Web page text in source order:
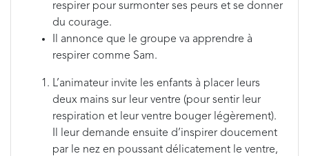
respirer pour surmonter ses peurs et se donner
du courage.
Il annonce que le groupe va apprendre à
respirer comme Sam.
L’animateur invite les enfants à placer leurs
deux mains sur leur ventre (pour sentir leur
respiration et leur ventre bouger légèrement).
Il leur demande ensuite d’inspirer doucement
par le nez en poussant délicatement le ventre,